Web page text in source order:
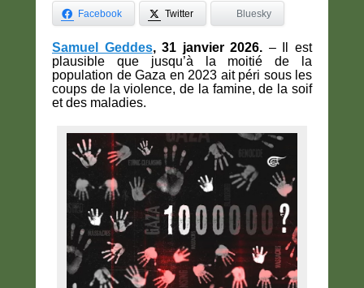
Facebook Twitter Bluesky
Samuel Geddes, 31 janvier 2026. – Il est
plausible que jusqu’à la moitié de la
population de Gaza en 2023 ait péri sous les
coups de la violence, de la famine, de la soif
et des maladies.